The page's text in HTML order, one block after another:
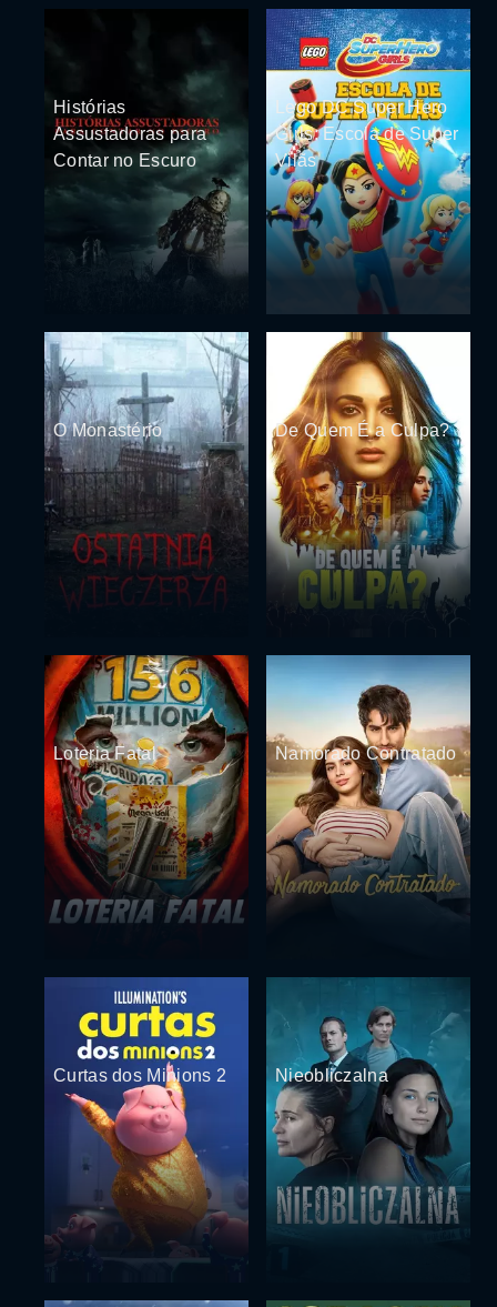
Histórias
Assustadoras para
Contar no Escuro
Lego DC Super Hero
Girls: Escola de Super
Vilãs
O Monastério De Quem É a Culpa?
Loteria Fatal Namorado Contratado
Curtas dos Minions 2 Nieobliczalna